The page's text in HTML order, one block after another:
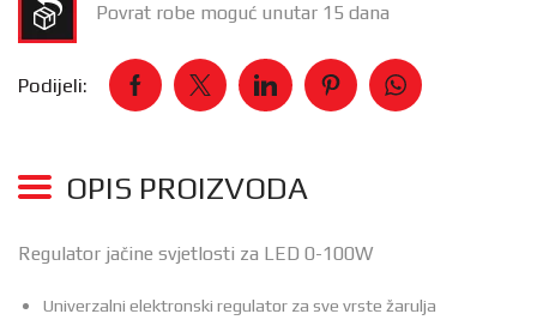
Povrat robe moguć unutar 15 dana
Podijeli:
OPIS PROIZVODA
Regulator jačine svjetlosti za LED 0-100W
Univerzalni elektronski regulator za sve vrste žarulja